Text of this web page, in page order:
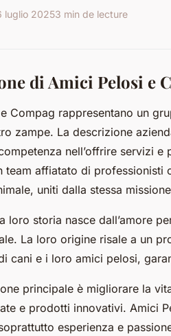
luglio 20253 min de lecture
di Amici Pelosi e
Compag rappresentano un
zampe. La descrizione
nell’offrire servizi
team affiatato di professionisti
uniti dalla stessa
loro storia nasce dall’amore
La loro origine risale a un
cani e i loro amici pelosi,
principale è migliorare la
e prodotti innovativi. Amici
esperienza e